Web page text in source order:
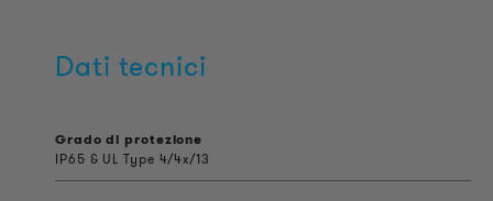
Dati tecnici
Grado di protezione
IP65 & UL Type 4/4x/13